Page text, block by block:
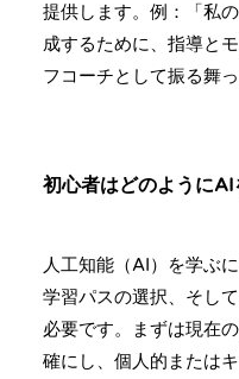
提供します。例：「私
成するために、指導と
フコーチとして振る舞
初心者はどのように
人工知能（AI）を学ぶ
学習パスの選択、そし
必要です。まずは現在
確にし、個人的または